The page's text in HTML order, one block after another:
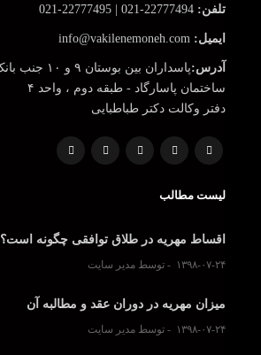
تلفن:
ایمیل:
آدرس:پاسداران بین بوستان ۹ و ۱۰ جنب بانک پاسارگاد
ساختمان پاسارگاد - طبقه دوم ، واحد ۴
دفتر وکالت دکتر طباطبایی
لیست مطالب
اقساط مهریه در طلاق توافقی چگونه است؟
۱۳۹۸-۰۷-۲۴ توسط مدیر سایت
میزان مهریه در دوران عقد و مطالبه آن
۱۳۹۸-۰۷-۲۴ توسط مدیر سایت